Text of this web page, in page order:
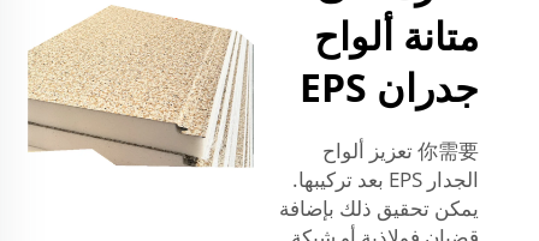
متانة ألواح
جدران EPS
你需要 تعزيز ألواح
الجدار EPS بعد تركيبها.
يمكن تحقيق ذلك بإضافة